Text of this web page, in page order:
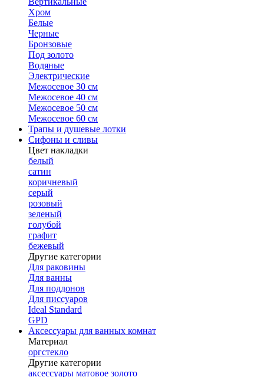
Хром
Белые
Черные
Бронзовые
Под золото
Водяные
Электрические
Межосевое 30 см
Межосевое 40 см
Межосевое 50 см
Межосевое 60 см
Трапы и душевые лотки
Сифоны и сливы
Цвет накладки
белый
сатин
коричневый
серый
розовый
зеленый
голубой
графит
бежевый
Другие категории
Для раковины
Для ванны
Для поддонов
Для писсуаров
Ideal Standard
GPD
Аксессуары для ванных комнат
Материал
оргстекло
Другие категории
аксессуары матовое золото